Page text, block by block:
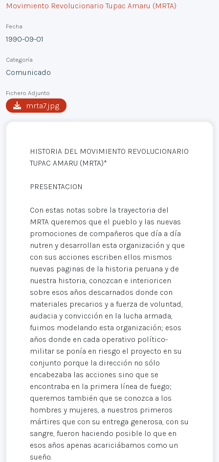
Movimiento Revolucionario Tupac Amaru (MRTA)
Fecha
1990-09-01
Categoría
Comunicado
Fichero Adjunto
mrta7.jpg
HISTORIA DEL MOVIMIENTO REVOLUCIONARIO
TUPAC AMARU (MRTA)*
PRESENTACION
Con estas notas sobre la trayectoria del
MRTA queremos que el pueblo y las nuevas
promociones de compañeros que día a día
nutren y desarrollan esta organización y que
con sus acciones escriben ellos mismos
nuevas paginas de la historia peruana y de
nuestra historia, conozcan e interioricen
sobre esos años descarnados donde con
materiales precarios y a fuerza de voluntad,
audacia y convicción en la lucha armada,
fuimos modelando esta organización; esos
años donde en cada operativo político-
militar se ponía en riesgo el proyecto en su
conjunto porque la dirección no sólo
encabezaba las acciones sino que se
encontraba en la primera línea de fuego;
queremos también que se conozca a los
hombres y mujeres, a nuestros primeros
mártires que con su entrega generosa, con su
sangre, fueron haciendo posible lo que en
esos años apenas acariciábamos como un
sueño.